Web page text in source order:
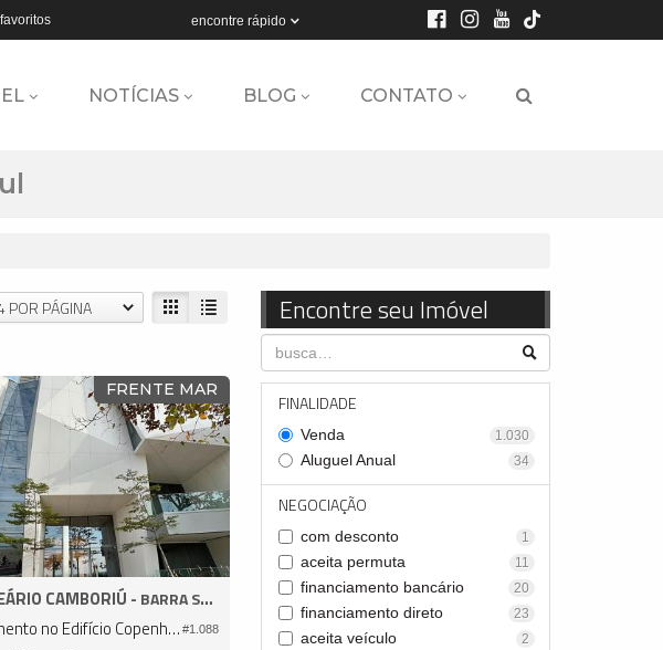
encontre rápido
NOTÍCIAS BLOG CONTATO
Encontre seu Imóvel
FINALIDADE
Venda 1.030
Aluguel Anual 34
NEGOCIAÇÃO
com desconto 1
aceita permuta 11
financiamento bancário 20
financiamento direto 23
aceita veículo 2
POR PÁGINA
FRENTE MAR
#1.088
CAMBORIÚ - BARRA SUL
Apartamento no Edifício Copenhagen